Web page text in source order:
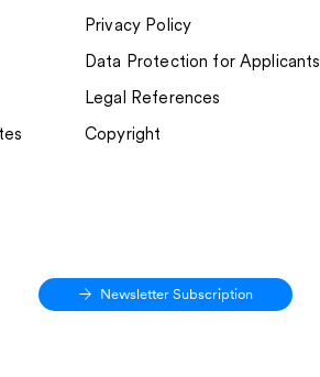
Portal Toon Agent
Privacy Policy
Data Protection for Applicants
Legal References
Copyright
Newsletter Subscription